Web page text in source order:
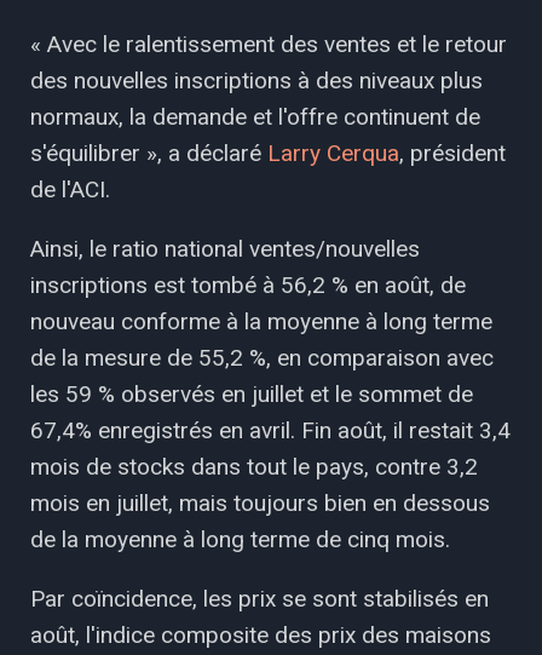
« Avec le ralentissement des ventes et le retour
des nouvelles inscriptions à des niveaux plus
normaux, la demande et l'offre continuent de
s'équilibrer », a déclaré Larry Cerqua, président
de l'ACI.
Ainsi, le ratio national ventes/nouvelles
inscriptions est tombé à 56,2 % en août, de
nouveau conforme à la moyenne à long terme
de la mesure de 55,2 %, en comparaison avec
les 59 % observés en juillet et le sommet de
67,4% enregistrés en avril. Fin août, il restait 3,4
mois de stocks dans tout le pays, contre 3,2
mois en juillet, mais toujours bien en dessous
de la moyenne à long terme de cinq mois.
Par coïncidence, les prix se sont stabilisés en
août, l'indice composite des prix des maisons